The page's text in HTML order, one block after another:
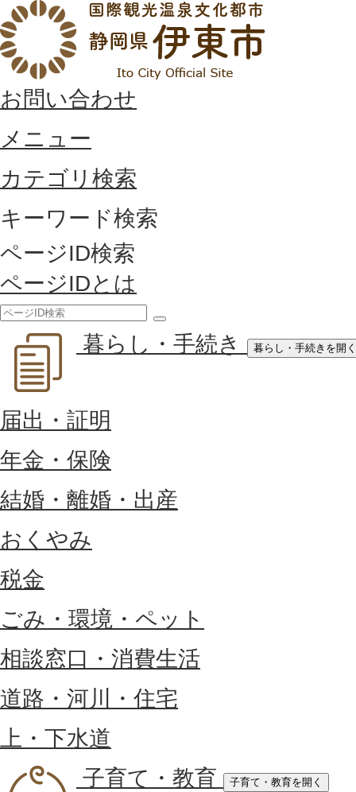
お問い合わせ
メニュー
カテゴリ検索
キーワード検索
ページID検索
ページIDとは
索
暮らし・手続き 暮らし・手続きを開く
届出・証明
年金・保険
結婚・離婚・出産
おくやみ
税金
ごみ・環境・ペット
相談窓口・消費生活
道路・河川・住宅
上・下水道
子育て・教育
子育て・教育を開く